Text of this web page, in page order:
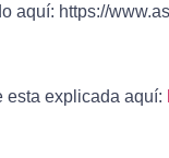
aquí: https://
esta explicada aquí: